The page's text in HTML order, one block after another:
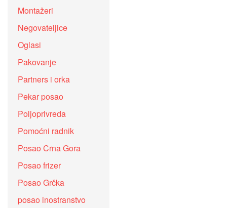
Montažeri
Negovateljice
Oglasi
Pakovanje
Partners i orka
Pekar posao
Poljoprivreda
Pomoćni radnik
Posao Crna Gora
Posao frizer
Posao Grčka
posao inostranstvo